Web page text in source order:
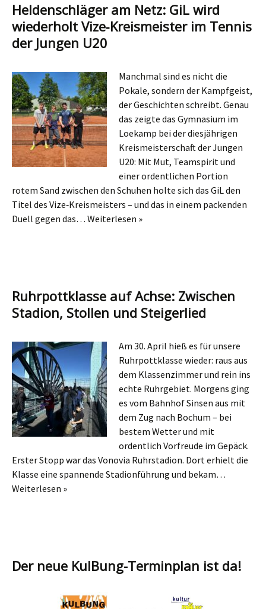
Heldenschläger am Netz: GiL wird
wiederholt Vize‑Kreismeister im Tennis
der Jungen U20
Manchmal sind es nicht die
Pokale, sondern der Kampfgeist,
der Geschichten schreibt. Genau
das zeigte das Gymnasium im
Loekamp bei der diesjährigen
Kreismeisterschaft der Jungen
U20: Mit Mut, Teamspirit und
einer ordentlichen Portion
rotem Sand zwischen den Schuhen holte sich das GiL den
Titel des Vize‑Kreismeisters – und das in einem packenden
Duell gegen das… Weiterlesen »
Ruhrpottklasse auf Achse: Zwischen
Stadion, Stollen und Steigerlied
Am 30. April hieß es für unsere
Ruhrpottklasse wieder: raus aus
dem Klassenzimmer und rein ins
echte Ruhrgebiet. Morgens ging
es vom Bahnhof Sinsen aus mit
dem Zug nach Bochum – bei
bestem Wetter und mit
ordentlich Vorfreude im Gepäck.
Erster Stopp war das Vonovia Ruhrstadion. Dort erhielt die
Klasse eine spannende Stadionführung und bekam…
Weiterlesen »
Der neue KulBung-Terminplan ist da!